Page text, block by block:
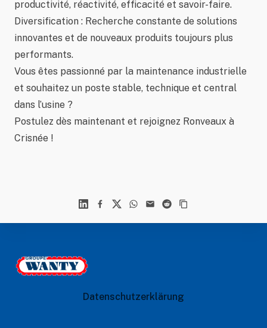
productivité, réactivité, efficacité et savoir-faire.
Diversification : Recherche constante de solutions
innovantes et de nouveaux produits toujours plus
performants.
Vous êtes passionné par la maintenance industrielle
et souhaitez un poste stable, technique et central
dans l’usine ?
Postulez dès maintenant et rejoignez Ronveaux à
Crisnée !
LinkedinFacebook
X WhatsApp
MailReddit
Le Groupe Wanty
Datenschutzerklärung